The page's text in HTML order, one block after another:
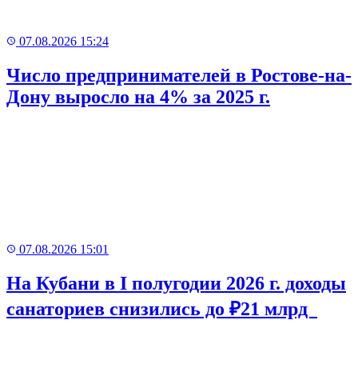
07.08.2026 15:24
Число предпринимателей в Ростове-на-
Дону выросло на 4% за 2025 г.
07.08.2026 15:01
На Кубани в I полугодии 2026 г. доходы
санаториев снизились до ₽21 млрд